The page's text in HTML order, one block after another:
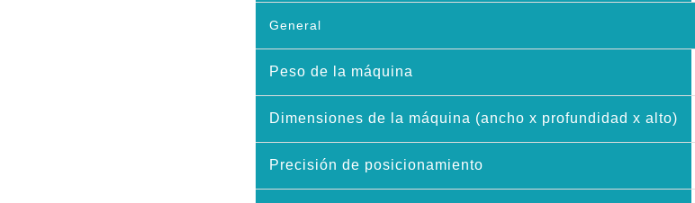
General
Peso de la máquina
Dimensiones de la máquina (ancho x profundidad x alto)
Precisión de posicionamiento